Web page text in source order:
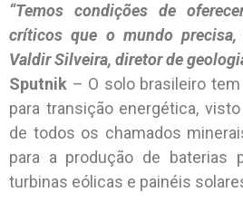
“Temos condições de
críticos que o mundo precisa,
Valdir Silveira, diretor de
Sputnik – O solo brasileiro
para transição energética,
de todos os chamados
para a produção de baterias
turbinas eólicas e painéis